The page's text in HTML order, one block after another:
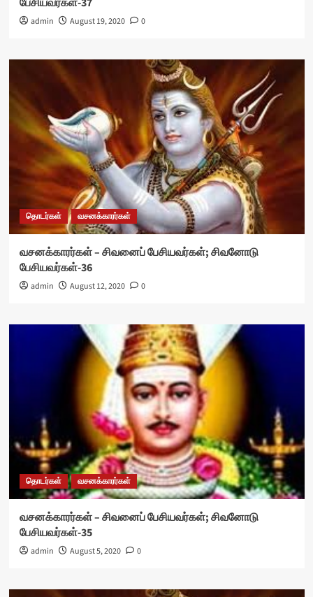
admin August 19, 2020 0
தொடர்கள் வசனக்காரர்கள்
வசனக்காரர்கள் – சிவனைப் பேசியவர்கள்; சிவனோடு
பேசியவர்கள்-36
admin August 12, 2020 0
தொடர்கள் வசனக்காரர்கள்
வசனக்காரர்கள் – சிவனைப் பேசியவர்கள்; சிவனோடு
பேசியவர்கள்-35
admin August 5, 2020 0